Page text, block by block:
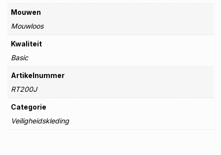
Mouwen
Mouwloos
Kwaliteit
Basic
Artikelnummer
RT200J
Categorie
Veiligheidskleding